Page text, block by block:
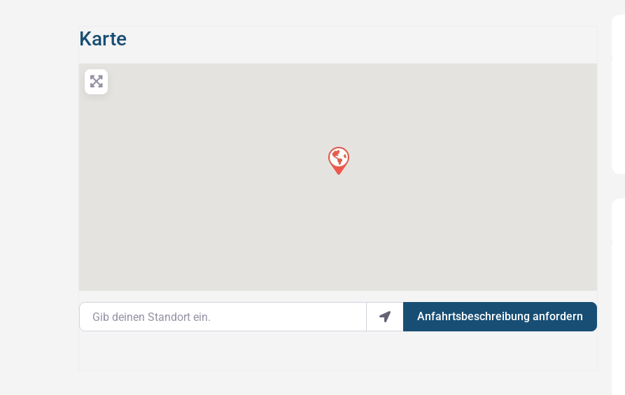
Karte
Gib deinen Standort ein.
Anfahrtsbeschreibung anfordern